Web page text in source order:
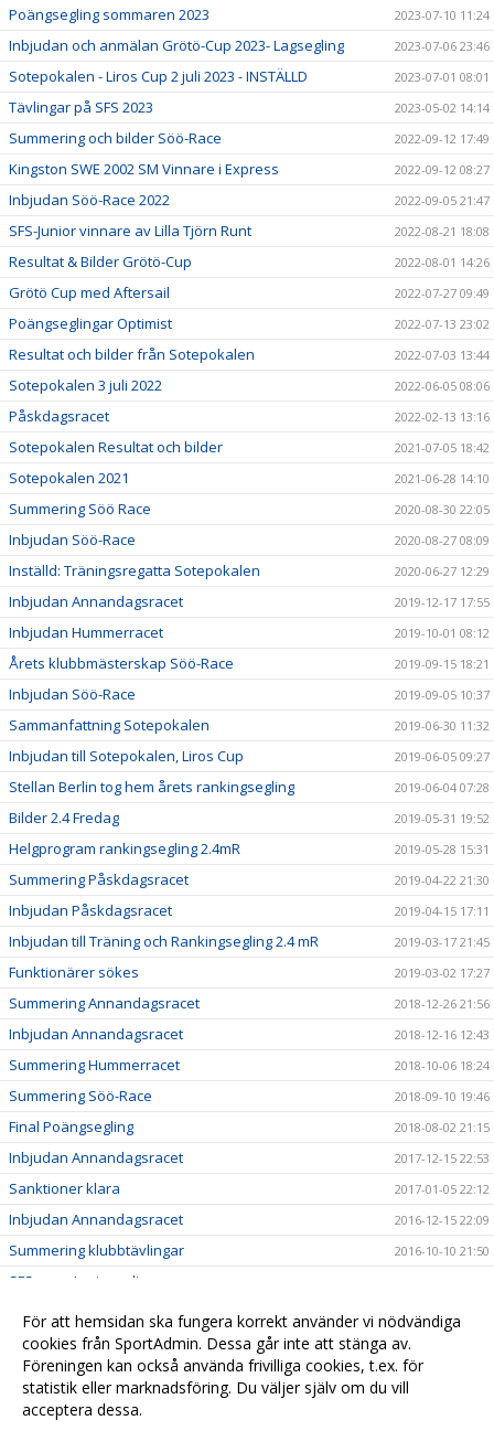
Poängsegling sommaren 2023 2023-07-10 11:24
Inbjudan och anmälan Grötö-Cup 2023- Lagsegling 2023-07-06 23:46
Sotepokalen - Liros Cup 2 juli 2023 - INSTÄLLD 2023-07-01 08:01
Tävlingar på SFS 2023 2023-05-02 14:14
Summering och bilder Söö-Race 2022-09-12 17:49
Kingston SWE 2002 SM Vinnare i Express 2022-09-12 08:27
Inbjudan Söö-Race 2022 2022-09-05 21:47
SFS-Junior vinnare av Lilla Tjörn Runt 2022-08-21 18:08
Resultat & Bilder Grötö-Cup 2022-08-01 14:26
Grötö Cup med Aftersail 2022-07-27 09:49
Poängseglingar Optimist 2022-07-13 23:02
Resultat och bilder från Sotepokalen 2022-07-03 13:44
Sotepokalen 3 juli 2022 2022-06-05 08:06
Påskdagsracet 2022-02-13 13:16
Sotepokalen Resultat och bilder 2021-07-05 18:42
Sotepokalen 2021 2021-06-28 14:10
Summering Söö Race 2020-08-30 22:05
Inbjudan Söö-Race 2020-08-27 08:09
Inställd: Träningsregatta Sotepokalen 2020-06-27 12:29
Inbjudan Annandagsracet 2019-12-17 17:55
Inbjudan Hummerracet 2019-10-01 08:12
Årets klubbmästerskap Söö-Race 2019-09-15 18:21
Inbjudan Söö-Race 2019-09-05 10:37
Sammanfattning Sotepokalen 2019-06-30 11:32
Inbjudan till Sotepokalen, Liros Cup 2019-06-05 09:27
Stellan Berlin tog hem årets rankingsegling 2019-06-04 07:28
Bilder 2.4 Fredag 2019-05-31 19:52
Helgprogram rankingsegling 2.4mR 2019-05-28 15:31
Summering Påskdagsracet 2019-04-22 21:30
Inbjudan Påskdagsracet 2019-04-15 17:11
Inbjudan till Träning och Rankingsegling 2.4 mR 2019-03-17 21:45
Funktionärer sökes 2019-03-02 17:27
Summering Annandagsracet 2018-12-26 21:56
Inbjudan Annandagsracet 2018-12-16 12:43
Summering Hummerracet 2018-10-06 18:24
Summering Söö-Race 2018-09-10 19:46
Final Poängsegling 2018-08-02 21:15
Inbjudan Annandagsracet 2017-12-15 22:53
Sanktioner klara 2017-01-05 22:12
Inbjudan Annandagsracet 2016-12-15 22:09
Summering klubbtävlingar 2016-10-10 21:50
SFS vann Luciasegling
Slutställning Poängsegling 2014-07-31 18:38
Avslutning Poängsegling 2014-07-30 18:36
Premiär för poängegling 2014-06-26 23:47
För att hemsidan ska fungera korrekt använder vi nödvändiga
cookies från SportAdmin. Dessa går inte att stänga av.
Föreningen kan också använda frivilliga cookies, t.ex. för
statistik eller marknadsföring. Du väljer själv om du vill
acceptera dessa.